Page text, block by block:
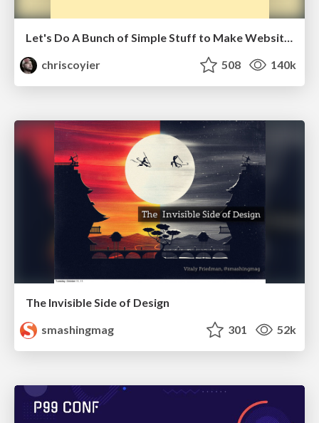
chriscoyier
508 140k
The Invisible Side of Design
smashingmag
301 52k